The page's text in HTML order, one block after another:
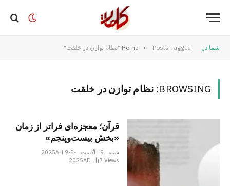
شما در Home » Posts Tagged "نظام توازن در خلقت"
BROWSING: نظام توازن در خلقت
قرآن؛ معجزه‌ای فراتر از زمان
«بخش بیست‌­وپنجم»
شنبه _9 _آگست _2025AH 9-8-
2025AD
7Views